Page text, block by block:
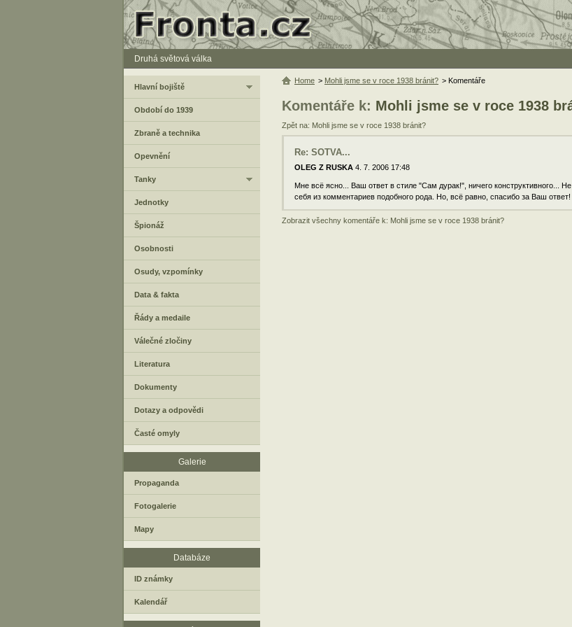
Druhá světová válka
Komentáře k: Mohli jsme se v roce 1938
Zpět na: Mohli jsme se v roce 1938 bránit?
Re: SOTVA...
OLEG Z RUSKA 4. 7. 2006 17:48
Мне всё ясно... Ваш ответ в стиле "Сам дурак!", ничего конструктивного...
себя из комментариев подобного рода. Но, всё равно, спасибо за Ваш ответ!
Zobrazit všechny komentáře k: Mohli jsme se v roce 1938 bránit?
Home > Mohli jsme se v roce 1938 bránit? > Komentáře
Hlavní bojiště
Období do 1939
Zbraně a technika
Opevnění
Tanky
Jednotky
Špionáž
Osobnosti
Osudy, vzpomínky
Data & fakta
Řády a medaile
Válečné zločiny
Literatura
Dokumenty
Dotazy a odpovědi
Časté omyly
Galerie
Propaganda
Fotogalerie
Mapy
Databáze
ID známky
Kalendář